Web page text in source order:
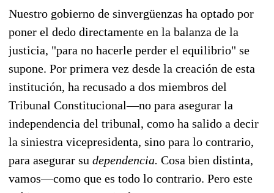
Nuestro gobierno de sinvergüenzas ha optado por
poner el dedo directamente en la balanza de la
justicia, "para no hacerle perder el equilibrio" se
supone. Por primera vez desde la creación de esta
institución, ha recusado a dos miembros del
Tribunal Constitucional—no para asegurar la
independencia del tribunal, como ha salido a decir
la siniestra vicepresidenta, sino para lo contrario,
para asegurar su dependencia. Cosa bien distinta,
vamos—como que es todo lo contrario. Pero este